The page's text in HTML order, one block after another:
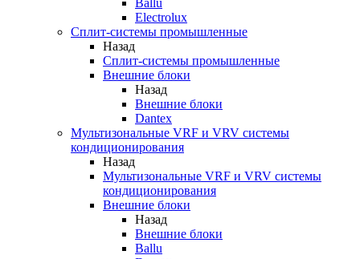
Ballu
Electrolux
Сплит-системы промышленные
Назад
Сплит-системы промышленные
Внешние блоки
Назад
Внешние блоки
Dantex
Мультизональные VRF и VRV системы
кондиционирования
Назад
Мультизональные VRF и VRV системы
кондиционирования
Внешние блоки
Назад
Внешние блоки
Ballu